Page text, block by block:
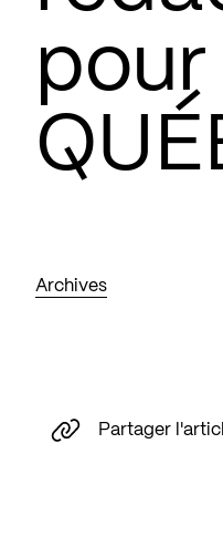
pour
Archives
Partager